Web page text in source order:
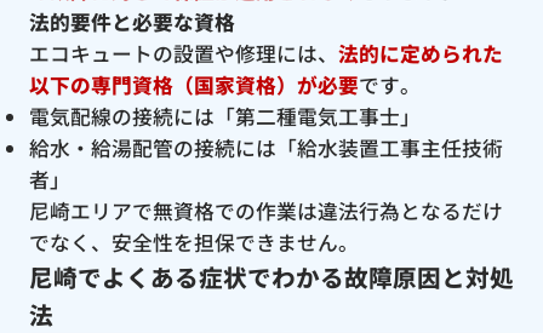
法的要件と必要な資格
エコキュートの設置や修理には、 法的に定められた
以下の専門資格（国家資格）が必要です。
電気配線の接続には「第二種電気工事士」
給水・給湯配管の接続には「給水装置工事主任技術
者」
尼崎エリアで無資格での作業は違法行為となるだけ
でなく、安全性を担保できません。
尼崎でよくある症状でわかる故障原因と対処
法